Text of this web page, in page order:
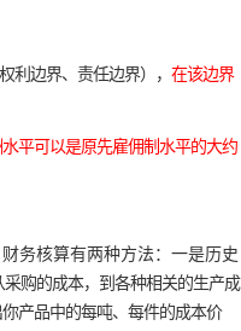
利边界、责任边界）， 在该边界
平可以是原先雇佣制水平的大约
务核算有两种方法：一是历史
购的成本，到各种相关的生产成
产品中的每吨、每件的成本价